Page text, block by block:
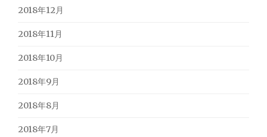
2018年12月
2018年11月
2018年10月
2018年9月
2018年8月
2018年7月